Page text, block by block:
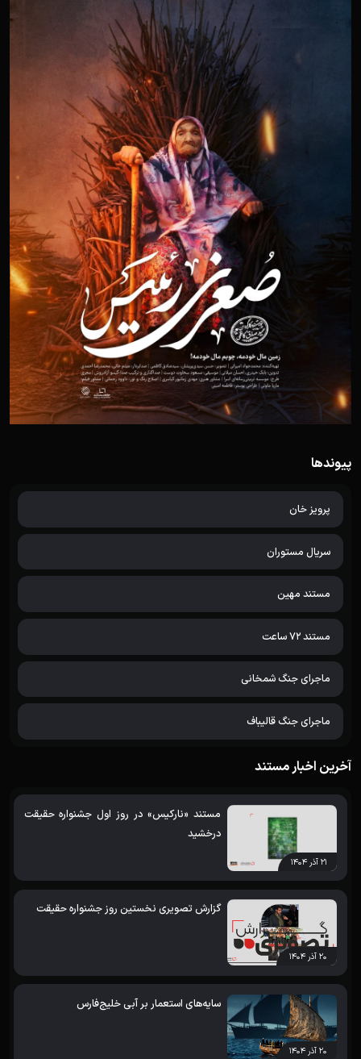
پیوندها
پرویز خان
سریال مستوران
مستند مهین
مستند 72 ساعت
ماجرای جنگ شمخانی
ماجرای جنگ قالیباف
آخرین اخبار مستند
۲۱ آذر ۱۴۰۴
مستند «نارکیس» در روز اول جشنواره حقیقت
درخشید
۲۰ آذر ۱۴۰۴
گزارش تصویری نخستین روز جشنواره حقیقت
۲۰ آذر ۱۴۰۴
سایه‌های استعمار بر آبی خلیج‌فارس